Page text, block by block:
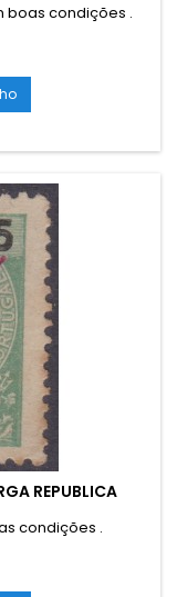
boas condições .
REPUBLICA
condições .